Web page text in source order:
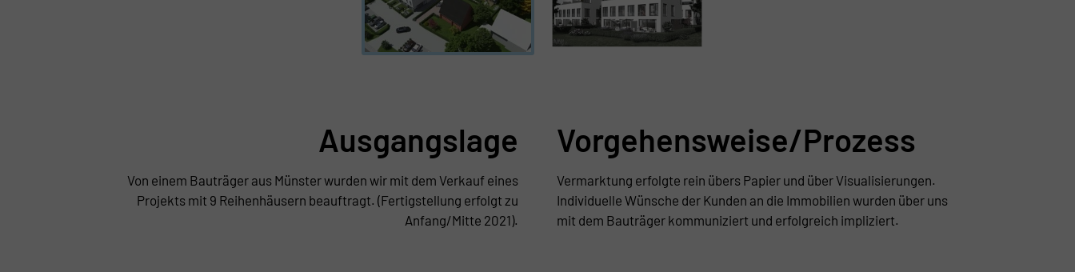
Ausgangslage
Von einem Bauträger aus Münster wurden wir mit dem Verkauf eines
Projekts mit 9 Reihenhäusern beauftragt. (Fertigstellung erfolgt zu
Anfang/Mitte 2021).
Vorgehensweise/Prozess
Vermarktung erfolgte rein übers Papier und über Visualisierungen.
Individuelle Wünsche der Kunden an die Immobilien wurden über uns
mit dem Bauträger kommuniziert und erfolgreich impliziert.